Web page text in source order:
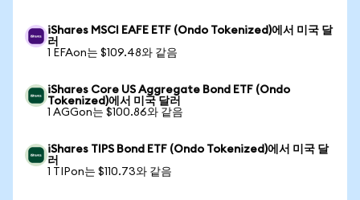
iShares MSCI EAFE ETF (Ondo Tokenized)에서 미국 달
러
1 EFAon는 $109.48와 같음
iShares Core US Aggregate Bond ETF (Ondo
Tokenized)에서 미국 달러
1 AGGon는 $100.86와 같음
iShares TIPS Bond ETF (Ondo Tokenized)에서 미국 달
러
1 TIPon는 $110.73와 같음